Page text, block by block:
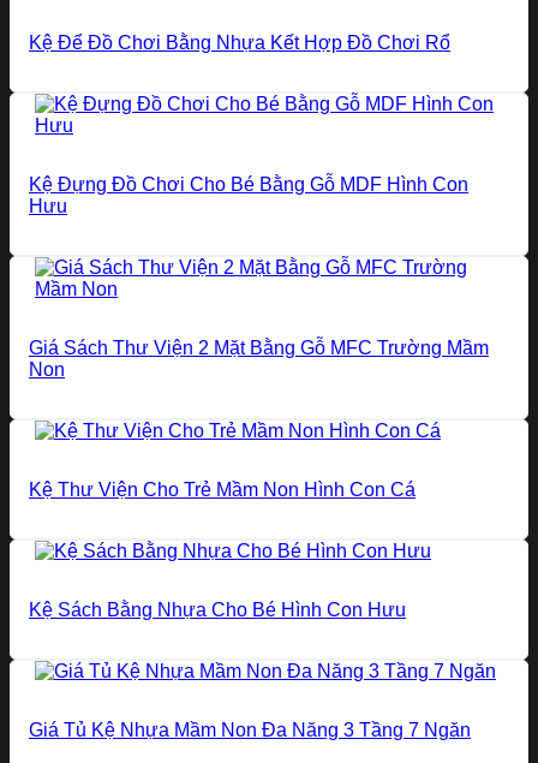
Kệ Để Đồ Chơi Bằng Nhựa Kết Hợp Đồ Chơi Rổ
Kệ Đựng Đồ Chơi Cho Bé Bằng Gỗ MDF Hình Con
Hưu
Giá Sách Thư Viện 2 Mặt Bằng Gỗ MFC Trường Mầm
Non
Kệ Thư Viện Cho Trẻ Mầm Non Hình Con Cá
Kệ Sách Bằng Nhựa Cho Bé Hình Con Hưu
Giá Tủ Kệ Nhựa Mầm Non Đa Năng 3 Tầng 7 Ngăn